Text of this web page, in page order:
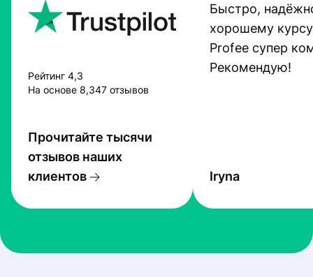
Рейтинг 4,3
На основе 8,347 отзывов
Прочитайте тысячи
отзывов наших
клиентов
Быстро,
хорошему
Profee супер
Рекомендую!
Iryna